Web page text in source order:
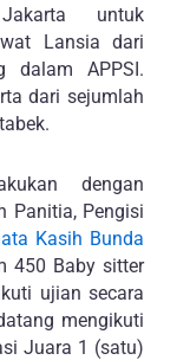
untuk
Lansia dari
dalam APPSI.
dari sejumlah
dengan
Panitia, Pengisi
Kasih Bunda
450 Baby sitter
ujian secara
mengikuti
Juara 1 (satu)